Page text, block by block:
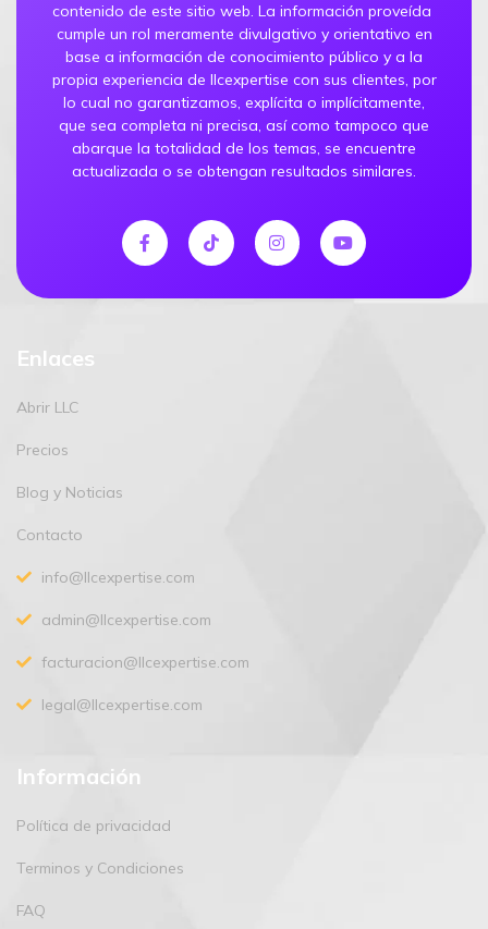
contenido de este sitio web. La información proveída
cumple un rol meramente divulgativo y orientativo en
base a información de conocimiento público y a la
propia experiencia de llcexpertise con sus clientes, por
lo cual no garantizamos, explícita o implícitamente,
que sea completa ni precisa, así como tampoco que
abarque la totalidad de los temas, se encuentre
actualizada o se obtengan resultados similares.
Enlaces
Abrir LLC
Precios
Blog y Noticias
Contacto
info@llcexpertise.com
admin@llcexpertise.com
facturacion@llcexpertise.com
legal@llcexpertise.com
Información
Política de privacidad
Terminos y Condiciones
FAQ